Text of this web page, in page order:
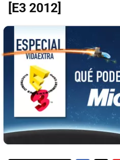
[E3 2012]